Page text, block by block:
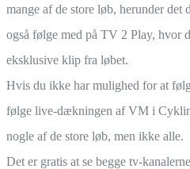
mange af de store løb, herunder det
også følge med på TV 2 Play, hvor
eksklusive klip fra løbet.
Hvis du ikke har mulighed for at
følge live-dækningen af VM i
nogle af de store løb, men ikke alle.
Det er gratis at se begge tv-